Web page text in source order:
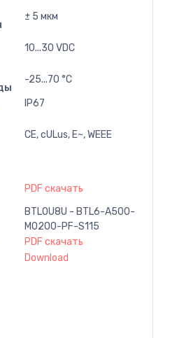
± 5 мкм
10...30 VDC
-25...70 °C
IP67
CE, cULus, E~, WEEE
PDF скачать
BTL0U8U - BTL6-A500-
M0200-PF-S115
PDF скачать
Download